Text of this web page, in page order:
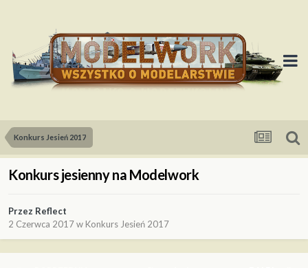
Konkurs Jesień 2017
Konkurs jesienny na Modelwork
Przez Reflect
2 Czerwca 2017w Konkurs Jesień 2017